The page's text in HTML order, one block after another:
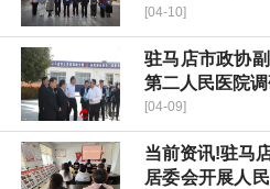
[04-10]
驻马店市政协
第二人民医院
[04-09]
当前资讯!驻马
居委会开展人